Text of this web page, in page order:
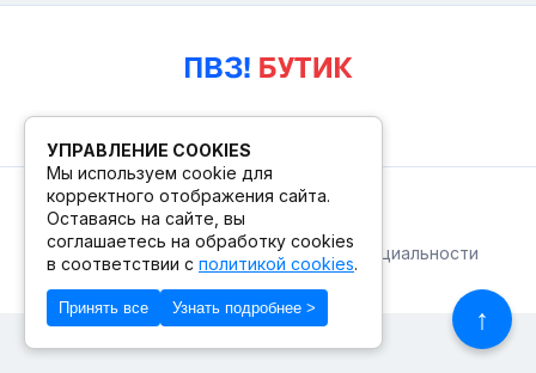
↑
© 2026. ПВЗ! БУТИК.
Публичная офертаПолитика конфиденциальности
© Сделано в Фидживеб
УПРАВЛЕНИЕ COOKIES
Мы используем cookie для
корректного отображения сайта.
Оставаясь на сайте, вы
соглашаетесь на обработку cookies
в соответствии с политикой cookies.
Принять все Узнать подробнее >